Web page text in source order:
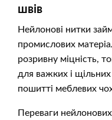
швів
Нейлонові нитки
промислових
розривну міцність,
для важких і
пошитті меблевих
Переваги